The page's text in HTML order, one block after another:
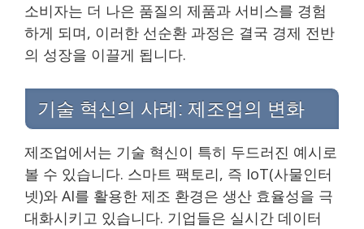
소비자는 더 나은 품질의 제품과 서비스를 경험
하게 되며, 이러한 선순환 과정은 결국 경제 전반
의 성장을 이끌게 됩니다.
기술 혁신의 사례: 제조업의 변화
제조업에서는 기술 혁신이 특히 두드러진 예시로
볼 수 있습니다. 스마트 팩토리, 즉 IoT(사물인터
넷)와 AI를 활용한 제조 환경은 생산 효율성을 극
대화시키고 있습니다. 기업들은 실시간 데이터